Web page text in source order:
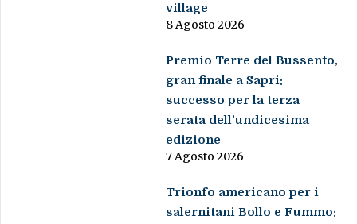
village
8 Agosto 2026
Premio Terre del Bussento,
gran finale a Sapri:
successo per la terza
serata dell’undicesima
edizione
7 Agosto 2026
Trionfo americano per i
salernitani Bollo e Fummo: